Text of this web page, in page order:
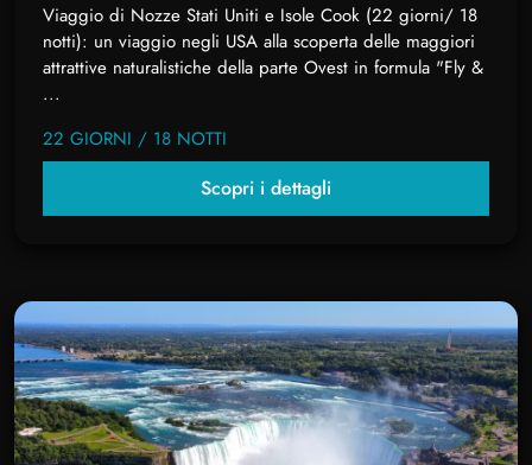
Viaggio di Nozze Stati Uniti e Isole Cook (22 giorni/ 18
notti): un viaggio negli USA alla scoperta delle maggiori
attrattive naturalistiche della parte Ovest in formula "Fly &
...
22 GIORNI / 18 NOTTI
Scopri i dettagli